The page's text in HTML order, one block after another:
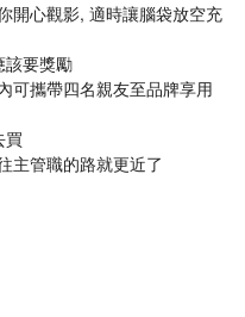
開心觀影, 適時讓腦袋放空充
要獎勵
可攜帶四名親友至品牌享用
買
主管職的路就更近了